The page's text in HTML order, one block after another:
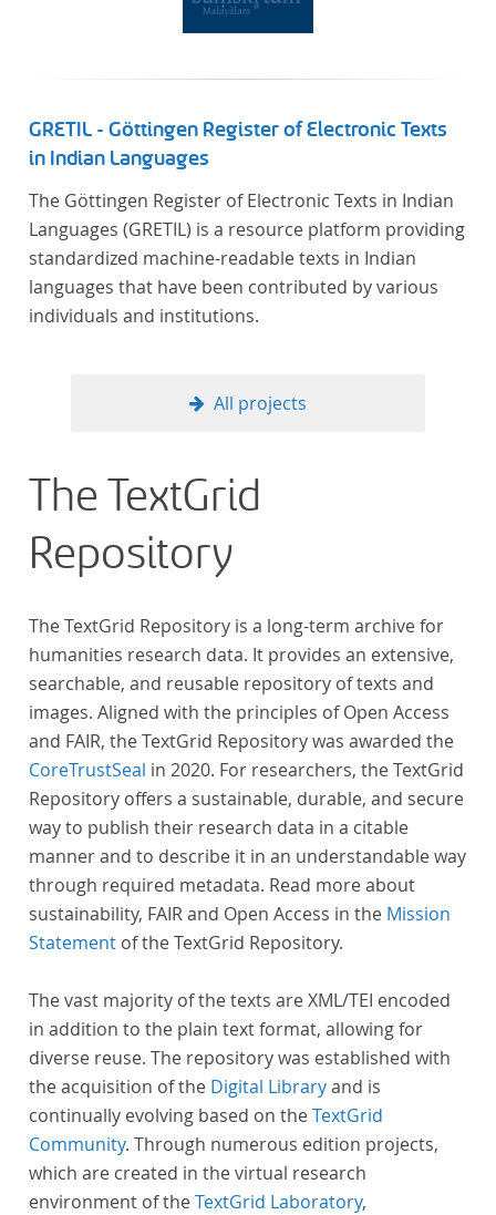
Frankreich begeben haben, bilden dabei den
Gegenstand der Edition.
GRETIL - Göttingen Register of Electronic Texts
in Indian Languages
The Göttingen Register of Electronic Texts in Indian
Languages (GRETIL) is a resource platform providing
standardized machine-readable texts in Indian
languages that have been contributed by various
individuals and institutions.
All projects
The TextGrid
Repository
The TextGrid Repository is a long-term archive for
humanities research data. It provides an extensive,
searchable, and reusable repository of texts and
images. Aligned with the principles of Open Access
and FAIR, the TextGrid Repository was awarded the
CoreTrustSeal in 2020. For researchers, the TextGrid
Repository offers a sustainable, durable, and secure
way to publish their research data in a citable
manner and to describe it in an understandable way
through required metadata. Read more about
sustainability, FAIR and Open Access in the Mission
Statement of the TextGrid Repository.
The vast majority of the texts are XML/TEI encoded
in addition to the plain text format, allowing for
diverse reuse. The repository was established with
the acquisition of the Digital Libraryand is
continually evolving based on theTextGrid
Community. Through numerous edition projects,
which are created in the virtual research
environment of theTextGrid Laboratory,